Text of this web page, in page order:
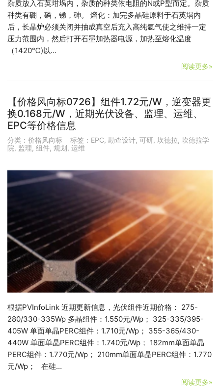
杂质放入石英坩埚内，杂质的种类依电阻的N或P型而定。杂质
种类有硼，磷，锑，砷。 熔化：加完多晶硅原料于石英埚内
后，长晶炉必须关闭并抽成真空后充入高纯氩气使之维持一定
压力范围内，然后打开石墨加热器电源，加热至熔化温度
（1420℃)以…
阅读更多»
【价格风向标0726】组件1.72元/W，逆变器更
换0.168元/W，近期光伏设备、监理、运维、
EPC等价格信息
分类： 价格风向标 标签： EPC, 勘查设计, 可研, 坎德拉, 坎德拉学
院, 监理, 组件, 规划, 运维
根据PVInfoLink 近期更新信息，光伏组件近期价格： 275-
280/330-335Wp 多晶组件：1.550元/Wp； 325-335/395-
405W 单面单晶PERC组件：1.710元/Wp； 355-365/430-
440W 单面单晶PERC组件：1.740元/Wp； 182mm单面单晶
PERC组件：1.770元/Wp； 210mm单面单晶PERC组件：1.770
元/Wp； 在硅…
阅读更多»